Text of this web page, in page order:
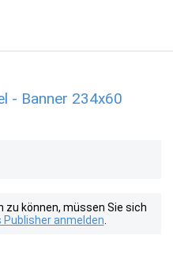
- Banner 234x60
können, müssen Sie sich
Publisher anmelden